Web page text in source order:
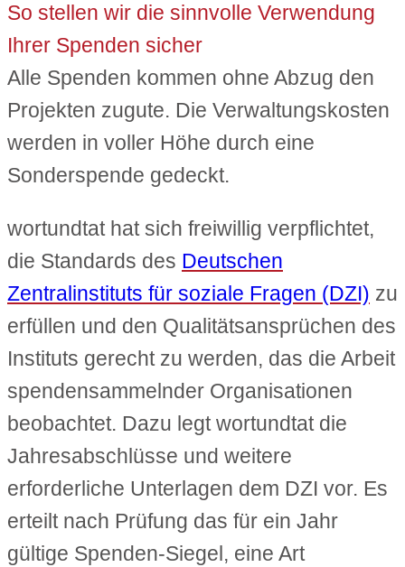
So stellen wir die sinnvolle Verwendung
Ihrer Spenden sicher
Alle Spenden kommen ohne Abzug den
Projekten zugute. Die Verwaltungskosten
werden in voller Höhe durch eine
Sonderspende gedeckt.
wortundtat hat sich freiwillig verpflichtet,
die Standards des Deutschen
Zentralinstituts für soziale Fragen (DZI) zu
erfüllen und den Qualitätsansprüchen des
Instituts gerecht zu werden, das die Arbeit
spendensammelnder Organisationen
beobachtet. Dazu legt wortundtat die
Jahresabschlüsse und weitere
erforderliche Unterlagen dem DZI vor. Es
erteilt nach Prüfung das für ein Jahr
gültige Spenden-Siegel, eine Art